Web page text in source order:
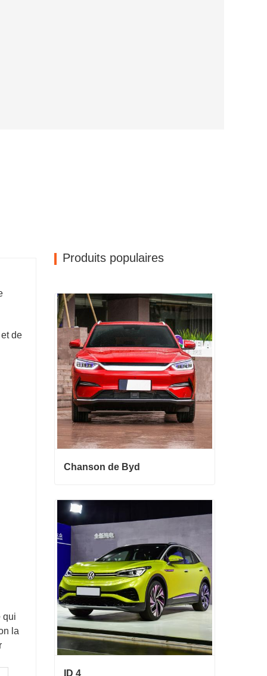
de
qui
la
Produits populaires
Chanson de Byd
Chanson de Byd
Contact maintenant
ID 4